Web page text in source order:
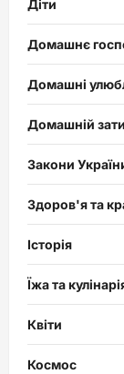
Діти
Домашнє
Домашні
Домашній
Закони
Здоров'я та
Історія
Їжа та
Квіти
Космос